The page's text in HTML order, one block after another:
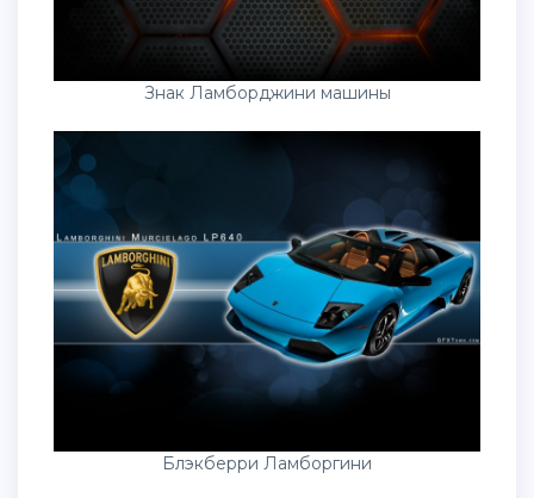
Знак Ламборджини машины
Блэкберри Ламборгини